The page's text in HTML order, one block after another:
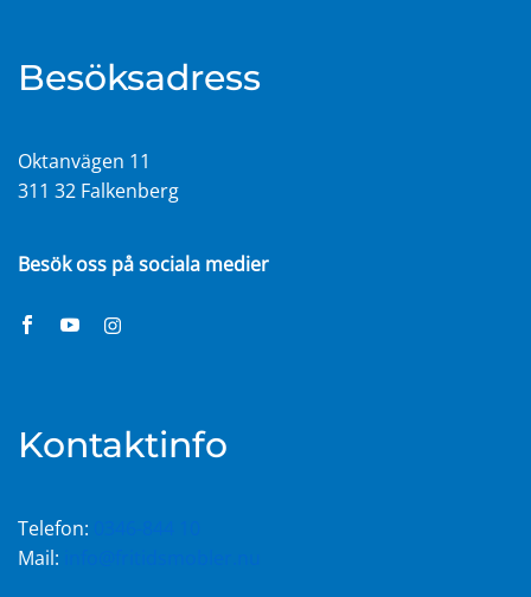
Besöksadress
Oktanvägen 11
311 32 Falkenberg
Besök oss på sociala medier
Kontaktinfo
Telefon:
Mail: